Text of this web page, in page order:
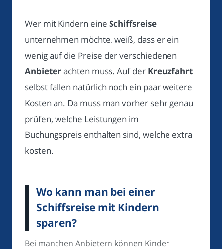
Wer mit Kindern eine Schiffsreise
unternehmen möchte, weiß, dass er ein
wenig auf die Preise der verschiedenen
Anbieterachten muss. Auf der Kreuzfahrt
selbst fallen natürlich noch ein paar weitere
Kosten an. Da muss man vorher sehr genau
prüfen, welche Leistungen im
Buchungspreis enthalten sind, welche extra
kosten.
Wo kann man bei einer
Schiffsreise mit Kindern
sparen?
Bei manchen Anbietern können Kinder